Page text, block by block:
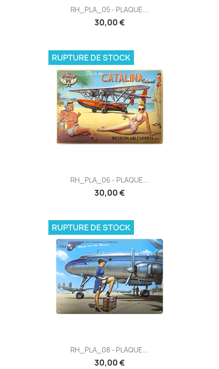
RH_PLA_05 - PLAQUE...
30,00 €
RH_PLA_06 - PLAQUE...
30,00 €
RUPTURE DE STOCK
RH_PLA_08 - PLAQUE...
30,00 €
RUPTURE DE STOCK